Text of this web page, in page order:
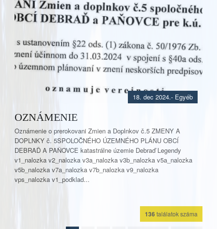
- Egyéb
18. dec 2024.
OZNÁMENIE
Oznámenie o prerokovani Zmien a Doplnkov č.5 ZMENY A
DOPLNKY č. 5SPOLOČNÉHO ÚZEMNÉHO PLÁNU OBCÍ
DEBRAĎ A PAŇOVCE katastrálne územie Debraď Legendy
v1_nalozka v2_nalozka v3a_nalozka v3b_nalozka v5a_nalozka
v5b_nalozka v7a_nalozka v7b_nalozka v9_nalozka
vps_nalozka v1_podklad...
136 találatok száma